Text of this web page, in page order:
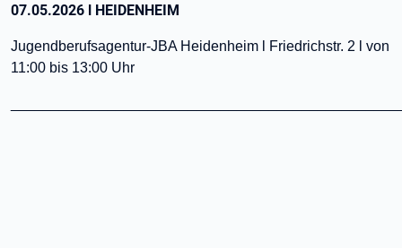
07.05.2026 l HEIDENHEIM
Jugendberufsagentur-JBA Heidenheim l Friedrichstr. 2 l von
11:00 bis 13:00 Uhr